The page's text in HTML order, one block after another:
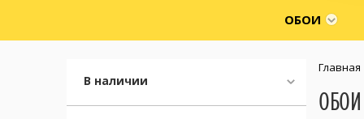
Избранное:0 товаров
Каталог
ОБОИ
В наличии
Главная